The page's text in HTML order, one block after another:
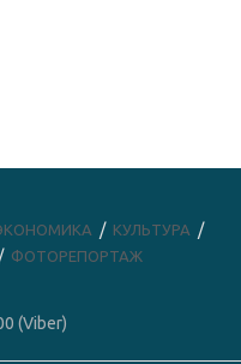
КУЛЬТУРА
ФОТОРЕПОРТАЖ
(Viber)